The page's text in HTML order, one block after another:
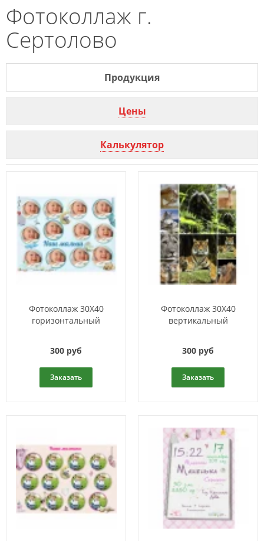
Фотоколлаж г.
Сертолово
Продукция
Цены
Калькулятор
Фотоколлаж 30X40
горизонтальный
300 руб
Заказать
Фотоколлаж 30X40
вертикальный
300 руб
Заказать